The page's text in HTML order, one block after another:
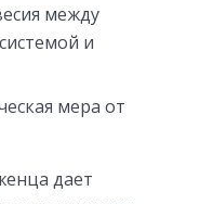
между
и
мера от
дает